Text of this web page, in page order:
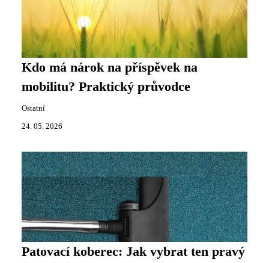
Kdo má nárok na příspěvek na
mobilitu? Praktický průvodce
Ostatní
24. 05. 2026
Patovací koberec: Jak vybrat ten pravý